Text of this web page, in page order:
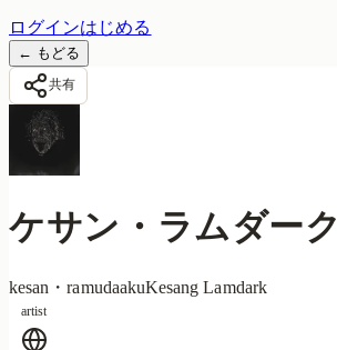
ログインはじめる
← もどる
共有
ケサン・ラムダーク
kesan・ramudaakuKesang Lamdark
artist